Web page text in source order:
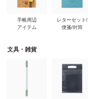
手帳周辺
アイテム
レターセット/
便箋/封筒
文具・雑貨